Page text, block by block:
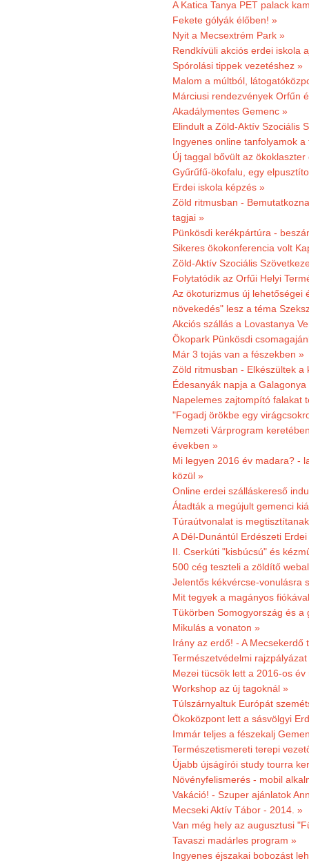
A Katica Tanya PET palack
Fekete gólyák élőben! »
Nyit a Mecsextrém Park »
Rendkívüli akciós erdei iskola
Spórolási tippek vezetéshez »
Malom a múltból,
Márciusi rendezvények Orfűn
Akadálymentes Gemenc »
Elindult a Zöld-Aktív Szociális
Ingyenes online tanfolyamok
Új taggal bővült az ökoklaszter
Gyűrűfű-ökofalu, egy
Erdei iskola képzés »
Zöld ritmusban -
tagjai »
Pünkösdi kerékpártúra -
Sikeres ökokonferencia volt
Zöld-Aktív Szociális
Folytatódik az Orfűi Helyi
Az ökoturizmus új lehetőségei
növekedés" lesz a téma
Akciós szállás a Lovastanya
Ökopark Pünkösdi
Már 3 tojás van a fészekben »
Zöld ritmusban - Elkészültek
Édesanyák napja a
Napelemes zajtompító falakat
"Fogadj örökbe egy
Nemzeti Várprogram
években »
Mi legyen 2016 év madara? -
közül »
Online erdei szálláskereső
Átadták a megújult gemenci
Túraútvonalat is
A Dél-Dunántúl Erdészeti
II. Cserkúti "kisbúcsú" és
500 cég teszteli a zöldítő
Jelentős kékvércse-vonulásra
Mit tegyek a magányos
Tükörben Somogyország és a
Mikulás a vonaton »
Irány az erdő! - A
Természetvédelmi
Mezei tücsök lett a 2016-os év
Workshop az új tagoknál »
Túlszárnyaltuk Európát
Ökoközpont lett a sásvölgyi
Immár teljes a fészekalj
Természetismereti terepi
Újabb újságírói study tourra
Növényfelismerés - mobil
Vakáció! - Szuper ajánlatok
Mecseki Aktív Tábor - 2014. »
Van még hely az augusztusi
Tavaszi madárles program »
Ingyenes éjszakai bobozást